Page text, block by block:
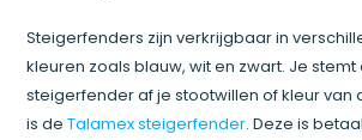
Steigerfenders zijn verkrijgbaar in
kleuren zoals blauw, wit en zwart. Je
steigerfender af je stootwillen of kleur van
is deTalamex steigerfender. Deze is